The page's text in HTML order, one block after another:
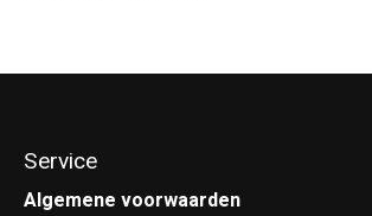
Service
Algemene voorwaarden